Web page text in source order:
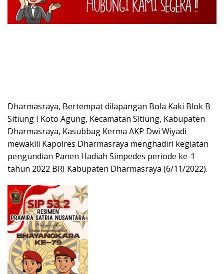
Dharmasraya, Bertempat dilapangan Bola Kaki Blok B
Sitiung I Koto Agung, Kecamatan Sitiung, Kabupaten
Dharmasraya, Kasubbag Kerma AKP Dwi Wiyadi
mewakili Kapolres Dharmasraya menghadiri kegiatan
pengundian Panen Hadiah Simpedes periode ke-1
tahun 2022 BRI Kabupaten Dharmasraya (6/11/2022).